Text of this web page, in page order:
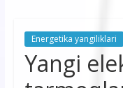
korxonasi”
Energetika yangiliklari
Yangi